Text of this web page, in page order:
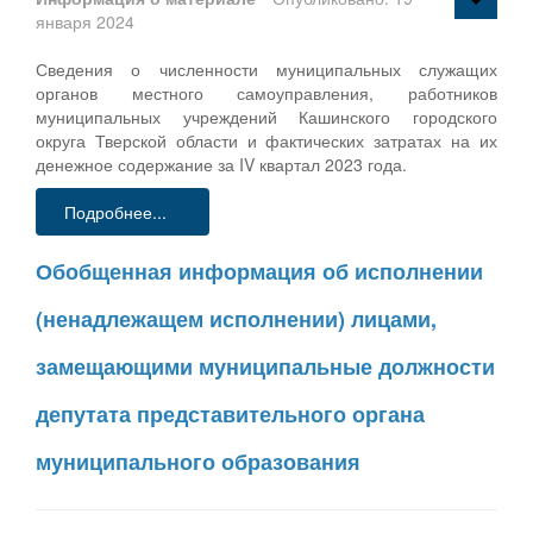
января 2024
Сведения о численности муниципальных служащих
органов местного самоуправления, работников
муниципальных учреждений Кашинского городского
округа Тверской области и фактических затратах на их
денежное содержание за IV квартал 2023 года.
Подробнее...
Обобщенная информация об исполнении
(ненадлежащем исполнении) лицами,
замещающими муниципальные должности
депутата представительного органа
муниципального образования